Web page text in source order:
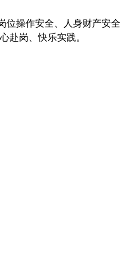
位操作安全、人身财产安全
赴岗、快乐实践。